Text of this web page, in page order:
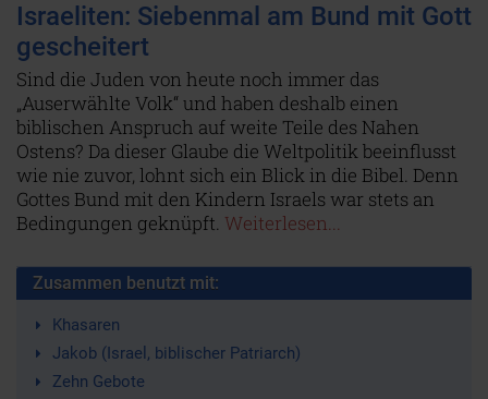
Israeliten: Siebenmal am Bund mit Gott
gescheitert
Sind die Juden von heute noch immer das
„Auserwählte Volk“ und haben deshalb einen
biblischen Anspruch auf weite Teile des Nahen
Ostens? Da dieser Glaube die Weltpolitik beeinflusst
wie nie zuvor, lohnt sich ein Blick in die Bibel. Denn
Gottes Bund mit den Kindern Israels war stets an
Bedingungen geknüpft. Weiterlesen...
Zusammen benutzt mit:
Khasaren
Jakob (Israel, biblischer Patriarch)
Zehn Gebote